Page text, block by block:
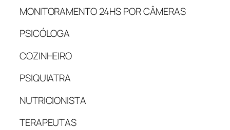
MONITORAMENTO 24HS POR CÂMERAS
PSICÓLOGA
COZINHEIRO
PSIQUIATRA
NUTRICIONISTA
TERAPEUTAS